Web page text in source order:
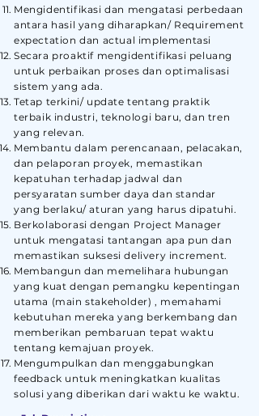
Mengidentifikasi dan mengatasi perbedaan
antara hasil yang diharapkan/ Requirement
expectation dan actual implementasi
Secara proaktif mengidentifikasi peluang
untuk perbaikan proses dan optimalisasi
sistem yang ada.
Tetap terkini/ update tentang praktik
terbaik industri, teknologi baru, dan tren
yang relevan.
Membantu dalam perencanaan, pelacakan,
dan pelaporan proyek, memastikan
kepatuhan terhadap jadwal dan
persyaratan sumber daya dan standar
yang berlaku/ aturan yang harus dipatuhi.
Berkolaborasi dengan Project Manager
untuk mengatasi tantangan apa pun dan
memastikan suksesi delivery increment.
Membangun dan memelihara hubungan
yang kuat dengan pemangku kepentingan
utama (main stakeholder) , memahami
kebutuhan mereka yang berkembang dan
memberikan pembaruan tepat waktu
tentang kemajuan proyek.
Mengumpulkan dan menggabungkan
feedback untuk meningkatkan kualitas
solusi yang diberikan dari waktu ke waktu.